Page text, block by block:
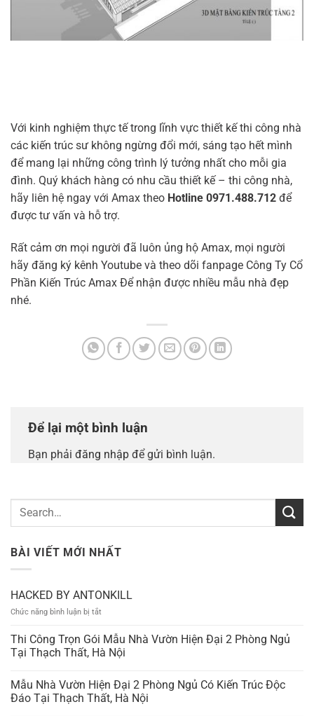
Với kinh nghiệm thực tế trong lĩnh vực thiết kế thi công nhà
các kiến trúc sư không ngừng đổi mới, sáng tạo hết mình
để mang lại những công trình lý tưởng nhất cho mỗi gia
đình. Quý khách hàng có nhu cầu thiết kế – thi công nhà,
hãy liên hệ ngay với Amax theo Hotline 0971.488.712 để
được tư vấn và hỗ trợ.
Rất cảm ơn mọi người đã luôn ủng hộ Amax, mọi người
hãy đăng ký kênh Youtube và theo dõi fanpage Công Ty Cổ
Phần Kiến Trúc Amax Để nhận được nhiều mẫu nhà đẹp
nhé.
Để lại một bình luận
Bạn phải đăng nhập để gửi bình luận.
BÀI VIẾT MỚI NHẤT
HACKED BY ANTONKILL
Chức năng bình luận bị tắt
BY
ANTONKILL
Thi Công Trọn Gói Mẫu Nhà Vườn Hiện Đại 2 Phòng Ngủ
Tại Thạch Thất, Hà Nội
Mẫu Nhà Vườn Hiện Đại 2 Phòng Ngủ Có Kiến Trúc Độc
Đáo Tại Thạch Thất, Hà Nội